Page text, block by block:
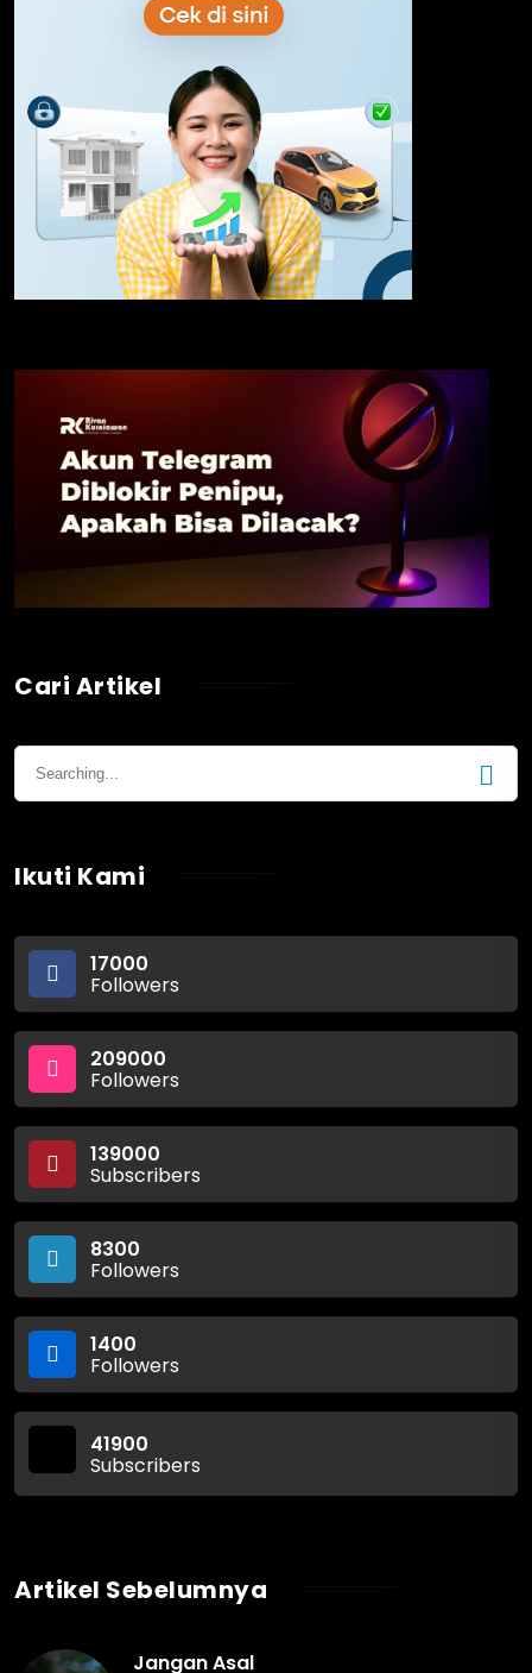
Cari Artikel
Ikuti Kami
17000
Followers
209000
Followers
139000
Subscribers
8300
Followers
1400
Followers
41900
Subscribers
Artikel Sebelumnya
Jangan Asal